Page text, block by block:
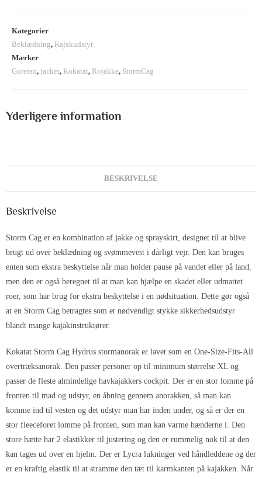
Kategorier
Beklædning, Kajakudstyr
Mærker
Goretex, jacket, Kokatat, Rojakke, StormCag
Yderligere information
BESKRIVELSE
Beskrivelse
Storm Cag er en kombination af jakke og sprayskirt, designet til at blive
brugt ud over beklædning og svømmevest i dårligt vejr. Den kan bruges
enten som ekstra beskyttelse når man holder pause på vandet eller på land,
men den er også beregnet til at man kan hjælpe en skadet eller udmattet
roer, som har brug for ekstra beskyttelse i en nødsituation. Dette gør også
at en Storm Cag betragtes som et nødvendigt stykke sikkerhedsudstyr
blandt mange kajakinstruktører.
Kokatat Storm Cag Hydrus stormanorak er lavet som en One-Size-Fits-All
overtræksanorak. Den passer personer op til minimum størrelse XL og
passer de fleste almindelige havkajakkers cockpit. Der er en stor lomme på
fronten til mad og udstyr, en åbning gennem anorakken, så man kan
komme ind til vesten og det udstyr man har inden under, og så er der en
stor fleeceforet lomme på fronten, som man kan varme hænderne i. Den
store hætte har 2 elastikker til justering og den er rummelig nok til at den
kan tages ud over en hjelm. Der er Lycra lukninger ved håndleddene og der
er en kraftig elastik til at stramme den tæt til karmkanten på kajakken. Når